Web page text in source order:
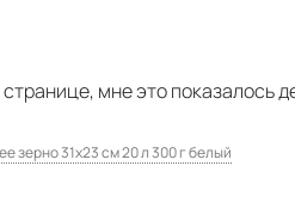
мне это показалось
зерно 31х23 см 20 л 300 г белый